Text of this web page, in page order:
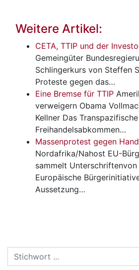
Weitere Artikel:
CETA, TTIP und der
Gemeingüter
Schlingerkurs von Steffen
Proteste gegen das…
Eine Bremse für TTIP
verweigern Obama
Kellner Das Transpazifische
Freihandelsabkommen…
Massenprotest gegen
Nordafrika/Nahost EU-
sammelt Unterschriftenvon
Europäische
Aussetzung…
Search
for: